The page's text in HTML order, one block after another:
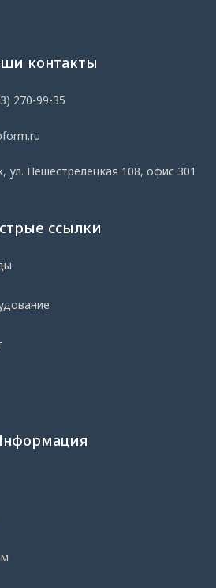
контакты
270-99-35
ул. Пешестрелецкая 108, офис 301
ссылки